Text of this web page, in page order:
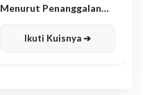
Menurut Penanggalan
Ikuti Kuisnya ➔